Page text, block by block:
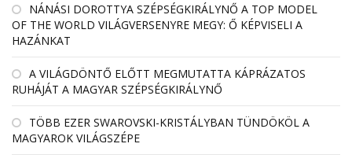
NÁNÁSI DOROTTYA SZÉPSÉGKIRÁLYNŐ A TOP MODEL
OF THE WORLD VILÁGVERSENYRE MEGY: Ő KÉPVISELI A
HAZÁNKAT
A VILÁGDÖNTŐ ELŐTT MEGMUTATTA KÁPRÁZATOS
RUHÁJÁT A MAGYAR SZÉPSÉGKIRÁLYNŐ
TÖBB EZER SWAROVSKI-KRISTÁLYBAN TÜNDÖKÖL A
MAGYAROK VILÁGSZÉPE